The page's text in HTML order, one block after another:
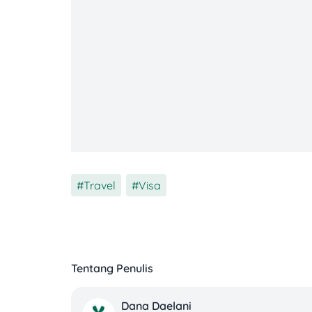
sesuai dengan jenis visa yang diajukan.
💡 Tips:
Jangan menjawab terlalu umum
singkat agar terdengar kredibel.
Travel Visa
Tentang Penulis
Dana Daelani